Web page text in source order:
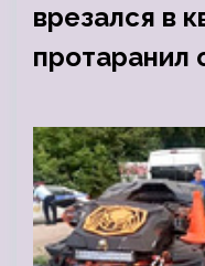
врезался в
протаранил